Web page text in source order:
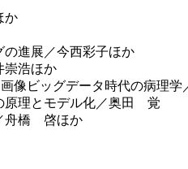
か
進展／今西彩子ほか
崇浩ほか
像ビッグデータ時代の病理学
原理とモデル化／奥田 覚
舟橋 啓ほか